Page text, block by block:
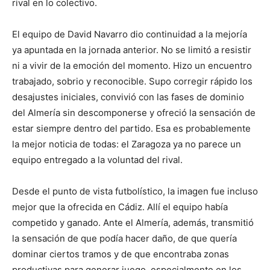
rival en lo colectivo.
El equipo de David Navarro dio continuidad a la mejoría
ya apuntada en la jornada anterior. No se limitó a resistir
ni a vivir de la emoción del momento. Hizo un encuentro
trabajado, sobrio y reconocible. Supo corregir rápido los
desajustes iniciales, convivió con las fases de dominio
del Almería sin descomponerse y ofreció la sensación de
estar siempre dentro del partido. Esa es probablemente
la mejor noticia de todas: el Zaragoza ya no parece un
equipo entregado a la voluntad del rival.
Desde el punto de vista futbolístico, la imagen fue incluso
mejor que la ofrecida en Cádiz. Allí el equipo había
competido y ganado. Ante el Almería, además, transmitió
la sensación de que podía hacer daño, de que quería
dominar ciertos tramos y de que encontraba zonas